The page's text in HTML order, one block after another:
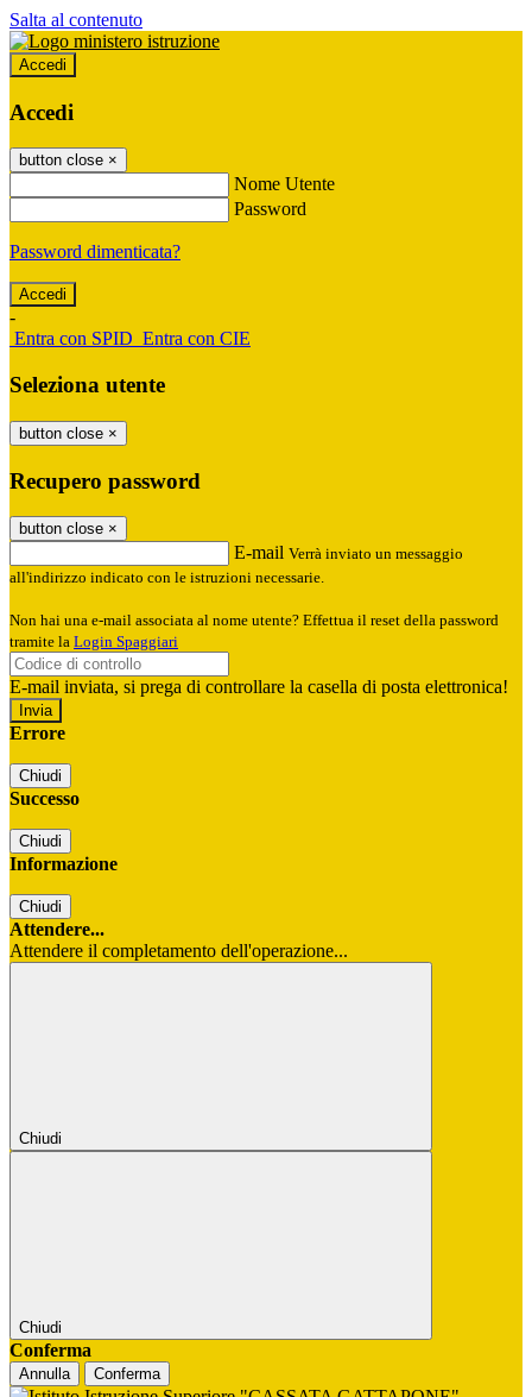
Salta al contenuto
Accedi
Accedi
button close ×
Nome Utente
Password
Password dimenticata?
-
Entra con SPID Entra con CIE
Seleziona utente
button close ×
Recupero password
button close ×
E-mail Verrà inviato un messaggio
all'indirizzo indicato con le istruzioni necessarie.
Non hai una e-mail associata al nome utente? Effettua il reset della password
tramite la Login Spaggiari
E-mail inviata, si prega di controllare la casella di posta elettronica!
Errore
Chiudi
Successo
Chiudi
Informazione
Chiudi
Attendere...
Attendere il completamento dell'operazione...
Chiudi
Chiudi
Conferma
Annulla Conferma